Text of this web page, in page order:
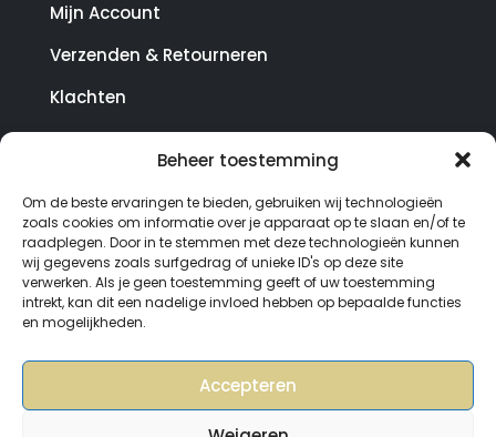
Beheer toestemming
Om de beste ervaringen te bieden, gebruiken wij technologieën
zoals cookies om informatie over je apparaat op te slaan en/of te
raadplegen. Door in te stemmen met deze technologieën kunnen
wij gegevens zoals surfgedrag of unieke ID's op deze site
verwerken. Als je geen toestemming geeft of uw toestemming
intrekt, kan dit een nadelige invloed hebben op bepaalde functies
en mogelijkheden.
Accepteren
Mijn Account
Verzenden & Retourneren
Klachten
© Copyright SterrenHosting 2021-2026 - In opdracht
van Lynaly.nl